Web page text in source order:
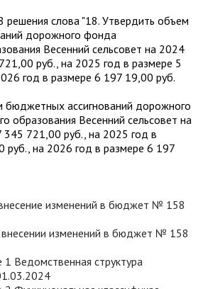
слова "18. Утвердить объем
дорожного фонда
Весенний сельсовет на 2024
руб., на 2025 год в размере 5
год в размере 6 197 19,00 руб.
бюджетных ассигнований дорожного
образования Весенний сельсовет на
345 721,00 руб., на 2025 год в
руб., на 2026 год в размере 6 197
изменений в бюджет № 158
изменений в бюджет № 158
Ведомственная структура